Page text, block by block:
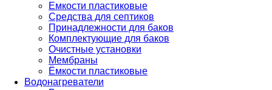
Емкости пластиковые
Средства для септиков
Принадлежности для баков
Комплектующие для баков
Очистные установки
Мембраны
Ёмкости пластиковые
Водонагреватели